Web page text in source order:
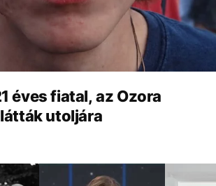
éves fiatal, az Ozora
utoljára